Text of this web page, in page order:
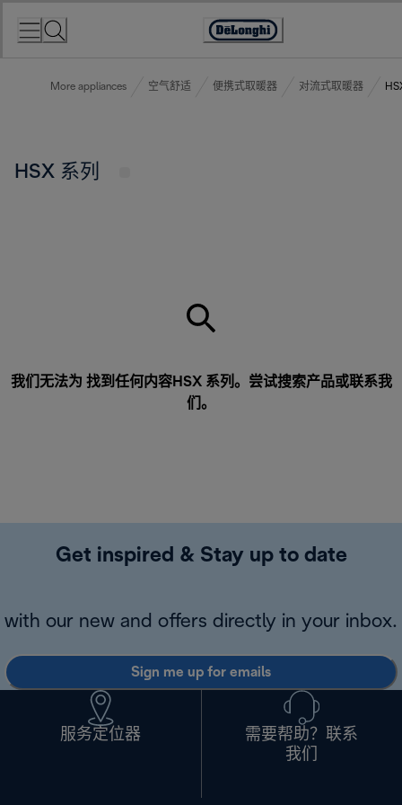
Accessibility
More appliances 空气舒适 便携式取暖器 对流式取暖器
HSX 系列
我们无法为 找到任何内容HSX 系列。尝试搜索产品或联系我
们 。
Get inspired & Stay up to date
with our new and offers directly in your inbox.
Sign me up for emails
服务定位器
需要帮助？联系
我们